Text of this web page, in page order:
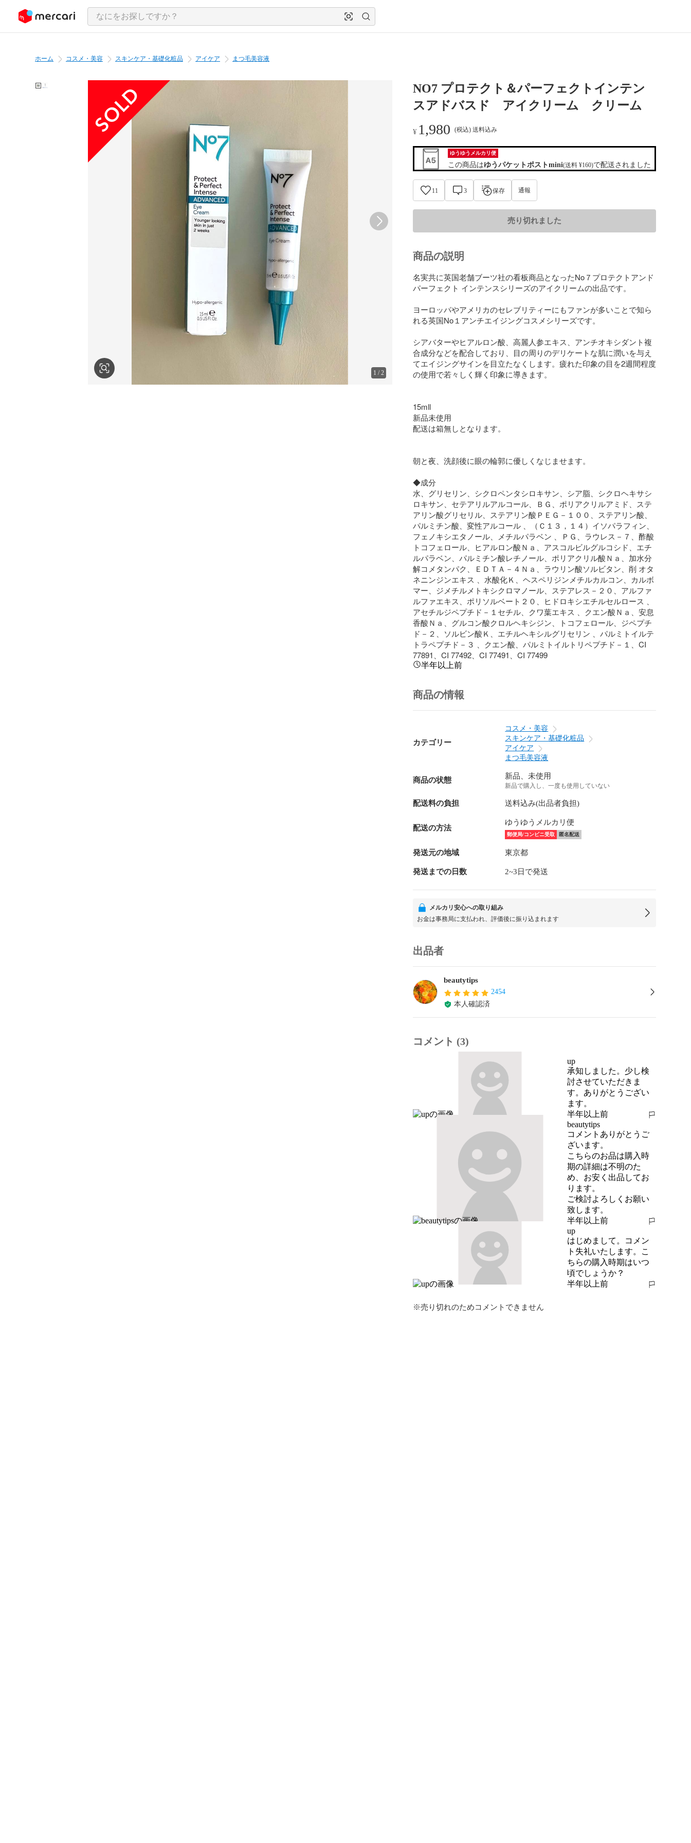
ツにスキップ
ホーム コスメ・美容 スキンケア・基礎化粧品 アイケア まつ毛美容液
1 /2
NO7 プロテクト＆パーフェクトインテン
スアドバスド アイクリーム クリーム
¥ 1,980 (税込) 送料込み
ゆうゆうメルカリ便
この商品はゆうパケットポストmini(送料 ¥160)で配送されました
11 3 保存 通報
売り切れました
商品の説明
名実共に英国老舗ブーツ社の看板商品となったNo７プロテクトアンド
パーフェクト インテンスシリーズのアイクリームの出品です。
ヨーロッパやアメリカのセレブリティーにもファンが多いことで知ら
れる英国No１アンチエイジングコスメシリーズです。
シアバターやヒアルロン酸、高麗人参エキス、アンチオキシダント複
合成分などを配合しており、目の周りのデリケートな肌に潤いを与え
てエイジングサインを目立たなくします。疲れた印象の目を2週間程度
の使用で若々しく輝く印象に導きます。
15mll
新品未使用
配送は箱無しとなります。
朝と夜、洗顔後に眼の輪郭に優しくなじませます。
◆成分
水、グリセリン、シクロペンタシロキサン、シア脂、シクロヘキサシ
ロキサン、セテアリルアルコール、ＢＧ、ポリアクリルアミド、ステ
アリン酸グリセリル、ステアリン酸ＰＥＧ－１００、ステアリン酸、
パルミチン酸、変性アルコール 、（Ｃ１３，１４）イソパラフィン、
フェノキシエタノール、メチルパラベン 、ＰＧ、ラウレス－７、酢酸
トコフェロール、ヒアルロン酸Ｎａ、アスコルビルグルコシド、エチ
ルパラベン、パルミチン酸レチノール、ポリアクリル酸Ｎａ、加水分
解コメタンパク、ＥＤＴＡ－４Ｎａ、ラウリン酸ソルビタン、削 オタ
ネニンジンエキス 、水酸化Ｋ、ヘスペリジンメチルカルコン、カルボ
マー、ジメチルメトキシクロマノール、ステアレス－２０、アルファ
ルファエキス、ポリソルベート２０、ヒドロキシエチルセルロース 、
アセチルジペプチド－１セチル、クワ葉エキス 、クエン酸Ｎａ、安息
香酸Ｎａ、グルコン酸クロルヘキシジン、トコフェロール、ジペプチ
ド－２、ソルビン酸Ｋ、エチルヘキシルグリセリン 、パルミトイルテ
トラペプチド－３ 、クエン酸、パルミトイルトリペプチド－１、CI
77891、CI 77492、CI 77491、CI 77499
半年以上前
商品の情報
カテゴリー
コスメ・美容
スキンケア・基礎化粧品
アイケア
まつ毛美容液
商品の状態 新品、未使用
新品で購入し、一度も使用していない
配送料の負担 送料込み(出品者負担)
配送の方法
ゆうゆうメルカリ便
郵便局/コンビニ受取 匿名配送
発送元の地域 東京都
発送までの日数 2~3日で発送
メルカリ安心への取り組み
お金は事務局に支払われ、評価後に振り込まれます
出品者
beautytips
2454
本人確認済
コメント (3)
up
承知しました。少し検
討させていただきま
す。ありがとうござい
ます。
半年以上前
報告する
beautytips
コメントありがとうご
ざいます。
こちらのお品は購入時
期の詳細は不明のた
め、お安く出品してお
ります。
ご検討よろしくお願い
致します。
半年以上前
報告する
up
はじめまして。コメン
ト失礼いたします。こ
ちらの購入時期はいつ
頃でしょうか？
半年以上前
報告する
※売り切れのためコメントできません